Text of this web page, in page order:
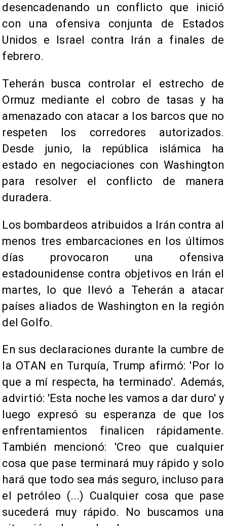
desencadenando un conflicto que inició
con una ofensiva conjunta de Estados
Unidos e Israel contra Irán a finales de
febrero.
Teherán busca controlar el estrecho de
Ormuz mediante el cobro de tasas y ha
amenazado con atacar a los barcos que no
respeten los corredores autorizados.
Desde junio, la república islámica ha
estado en negociaciones con Washington
para resolver el conflicto de manera
duradera.
Los bombardeos atribuidos a Irán contra al
menos tres embarcaciones en los últimos
días provocaron una ofensiva
estadounidense contra objetivos en Irán el
martes, lo que llevó a Teherán a atacar
países aliados de Washington en la región
del Golfo.
En sus declaraciones durante la cumbre de
la OTAN en Turquía, Trump afirmó: 'Por lo
que a mí respecta, ha terminado'. Además,
advirtió: 'Esta noche les vamos a dar duro' y
luego expresó su esperanza de que los
enfrentamientos finalicen rápidamente.
También mencionó: 'Creo que cualquier
cosa que pase terminará muy rápido y solo
hará que todo sea más seguro, incluso para
el petróleo (...) Cualquier cosa que pase
sucederá muy rápido. No buscamos una